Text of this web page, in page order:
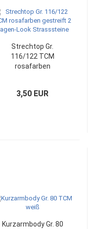
Strechtop Gr.
116/122 TCM
rosafarben
3,50 EUR
Kurzarmbody Gr. 80